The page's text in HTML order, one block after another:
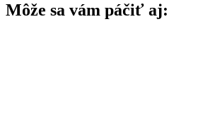
Môže sa vám páčiť aj: